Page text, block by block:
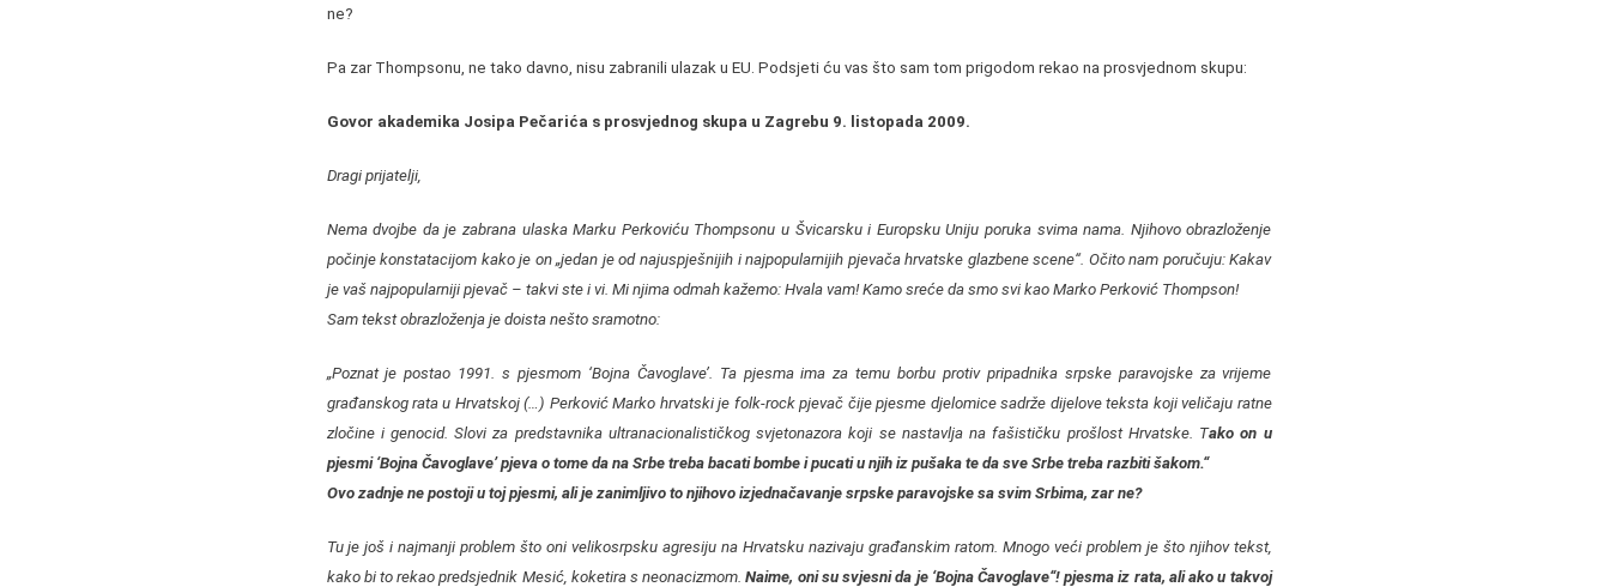
ne?
Pa zar Thompsonu, ne tako davno, nisu zabranili ulazak u EU. Podsjeti ću vas što sam tom prigodom rekao na prosvjednom skupu:
Govor akademika Josipa Pečarića s prosvjednog skupa u Zagrebu 9. listopada 2009.
Dragi prijatelji,
Nema dvojbe da je zabrana ulaska Marku Perkoviću Thompsonu u Švicarsku i Europsku Uniju poruka svima nama. Njihovo obrazloženje
počinje konstatacijom kako je on „jedan je od najuspješnijih i najpopularnijih pjevača hrvatske glazbene scene“. Očito nam poručuju: Kakav
je vaš najpopularniji pjevač – takvi ste i vi. Mi njima odmah kažemo: Hvala vam! Kamo sreće da smo svi kao Marko Perković Thompson!
Sam tekst obrazloženja je doista nešto sramotno:
„Poznat je postao 1991. s pjesmom ‘Bojna Čavoglave’. Ta pjesma ima za temu borbu protiv pripadnika srpske paravojske za vrijeme
građanskog rata u Hrvatskoj (…) Perković Marko hrvatski je folk-rock pjevač čije pjesme djelomice sadrže dijelove teksta koji veličaju ratne
zločine i genocid. Slovi za predstavnika ultranacionalističkog svjetonazora koji se nastavlja na fašističku prošlost Hrvatske. Tako on u
pjesmi ‘Bojna Čavoglave’ pjeva o tome da na Srbe treba bacati bombe i pucati u njih iz pušaka te da sve Srbe treba razbiti šakom.“
Ovo zadnje ne postoji u toj pjesmi, ali je zanimljivo to njihovo izjednačavanje srpske paravojske sa svim Srbima, zar ne?
Tu je još i najmanji problem što oni velikosrpsku agresiju na Hrvatsku nazivaju građanskim ratom. Mnogo veći problem je što njihov tekst,
kako bi to rekao predsjednik Mesić, koketira s neonacizmom.Naime, oni su svjesni da je ‘Bojna Čavoglave“! pjesma iz rata, ali ako u takvoj